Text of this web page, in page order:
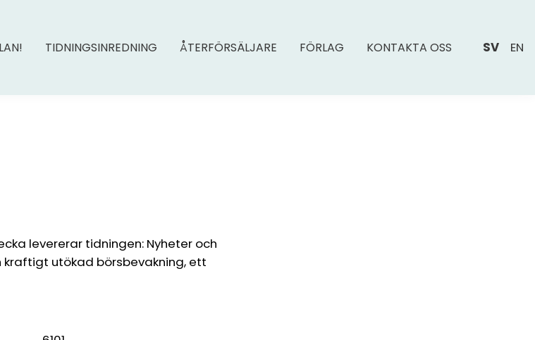
TIDNINGSINREDNING ÅTERFÖRSÄLJARE FÖRLAG KONTAKTA OSS SV EN
levererar tidningen: Nyheter och
utökad börsbevakning, ett